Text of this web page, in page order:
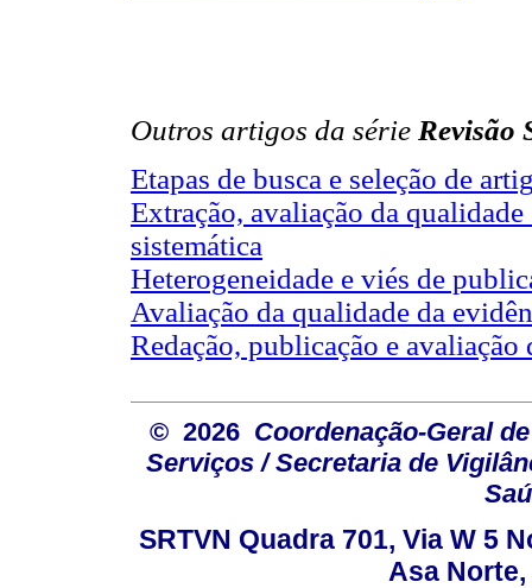
Outros artigos da série Revisão
Etapas de busca e seleção de
Extração, avaliação da
sistemática
Heterogeneidade e viés de
Avaliação da qualidade da
Redação, publicação e
© 2026 Coordenação-Geral
Serviços / Secretaria de
SRTVN Quadra 701, Via W 5
Asa